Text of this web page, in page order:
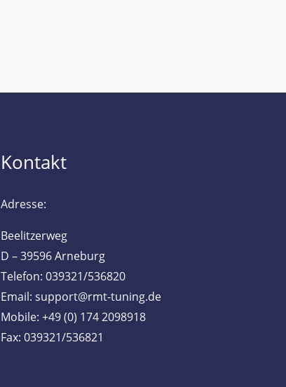
Kontakt
Adresse:
Beelitzerweg
D – 39596 Arneburg
Telefon: 039321/536820
Email: support@rmt-tuning.de
Mobile: +49 (0) 174 2098918
Fax: 039321/536821